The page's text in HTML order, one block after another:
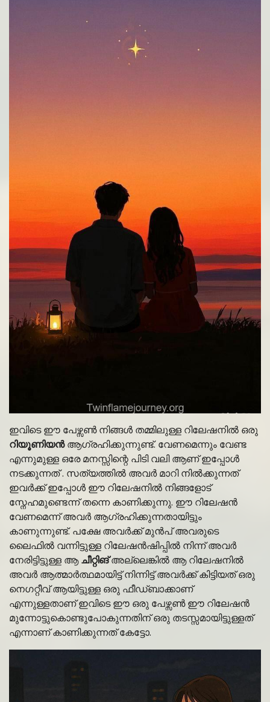
ഇവിടെ ഈ പേഴ്സൺ നിങ്ങൾ തമ്മിലുള്ള റിലേഷനിൽ ഒരു
റിയൂണിയൻആഗ്രഹിക്കുന്നുണ്ട്. വേണമെന്നും വേണ്ട
എന്നുമുള്ള ഒരേ മനസ്സിന്റെ പിടി വലി ആണ് ഇപ്പോൾ
നടക്കുന്നത് . സത്യത്തിൽ അവർ മാറി നിൽക്കുന്നത്
ഇവർക്ക് ഇപ്പോൾ ഈ റിലേഷനിൽ നിങ്ങളോട്
സ്നേഹമുണ്ടെന്ന് തന്നെ കാണിക്കുന്നു. ഈ റിലേഷൻ
വേണമെന്ന് അവർ ആഗ്രഹിക്കുന്നതായിട്ടും
കാണുന്നുണ്ട്. പക്ഷേ അവർക്ക് മുൻപ് അവരുടെ
ലൈഫിൽ വന്നിട്ടുള്ള റിലേഷൻഷിപ്പിൽ നിന്ന് അവർ
നേരിട്ടിട്ടുള്ള ആചീറ്റിങ്അല്ലെങ്കിൽ ആ റിലേഷനിൽ
അവർ ആത്മാർത്ഥമായിട്ട് നിന്നിട്ട് അവർക്ക് കിട്ടിയത് ഒരു
നെഗറ്റീവ് ആയിട്ടുള്ള ഒരു ഫീഡ്ബാക്കാണ്
എന്നുള്ളതാണ് ഇവിടെ ഈ ഒരു പേഴ്സൺ ഈ റിലേഷൻ
മുന്നോട്ടുകൊണ്ടുപോകുന്നതിന് ഒരു തടസ്സമായിട്ടുള്ളത്
എന്നാണ് കാണിക്കുന്നത് കേട്ടോ.